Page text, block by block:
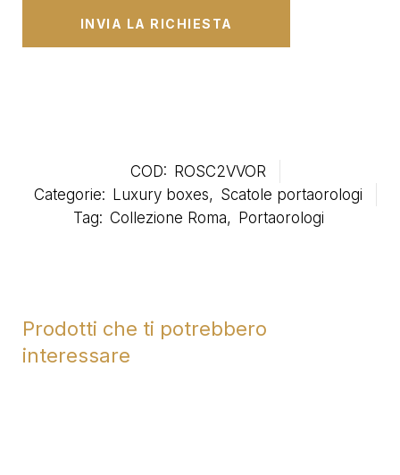
COD: ROSC2VVOR
Categorie: Luxury boxes, Scatole portaorologi
Tag: Collezione Roma, Portaorologi
Prodotti che ti potrebbero
interessare